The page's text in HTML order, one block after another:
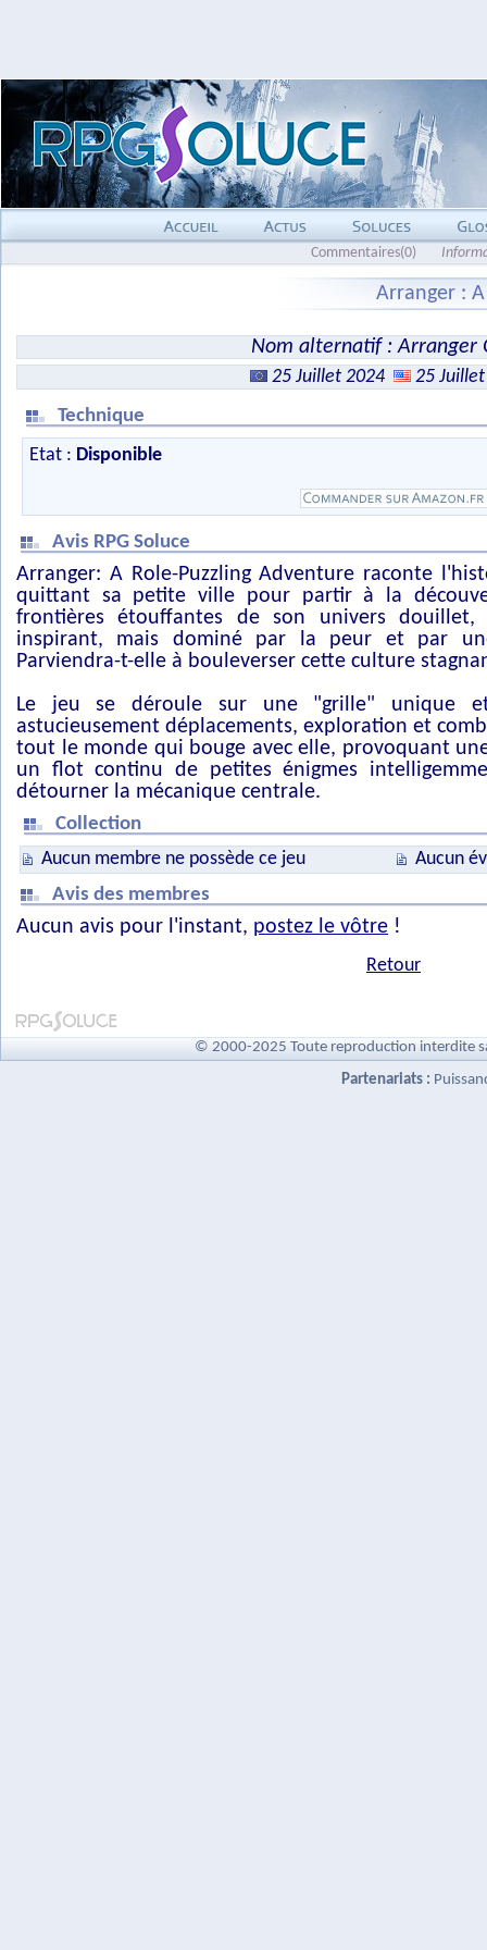
Commentaires(0)
Arranger :
Nom alternatif : Arranger
25 Juillet 2024
25
Technique
Etat : Disponible
Avis RPG Soluce
Arranger: A Role-Puzzling Adventure raconte
quittant sa petite ville pour partir à la
frontières étouffantes de son univers
inspirant, mais dominé par la peur et par
Parviendra-t-elle à bouleverser cette culture
Le jeu se déroule sur une "grille" unique
astucieusement déplacements, exploration et
tout le monde qui bouge avec elle, provoquant
un flot continu de petites énigmes
détourner la mécanique centrale.
Collection
Aucun membre ne possède ce jeu
Aucun
Avis des membres
Aucun avis pour l'instant, postez le vôtre !
Retour
© 2000-2025 Toute reproduction interdite
Partenariats :